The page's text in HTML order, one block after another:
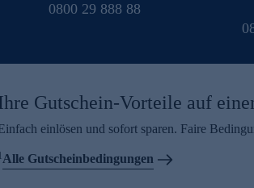
0800 29 888 88
Gutschein-Vorteile auf
einlösen und sofort sparen. Faire
Alle Gutscheinbedingungen